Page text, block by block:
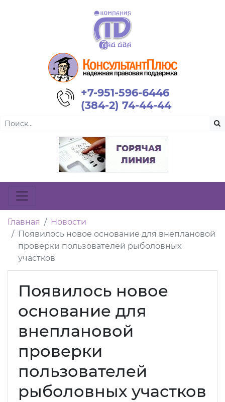
+7-951-596-6446
(384-2) 74-44-44
Главная
Новости
Появилось новое основание для внеплановой
проверки пользователей рыболовных
участков
Появилось новое
основание для
внеплановой
проверки
пользователей
рыболовных участков